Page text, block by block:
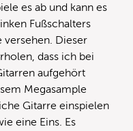
es ab und kann es
Fußschalters
Dieser
dass ich bei
aufgehört
Megasample
Gitarre einspielen
eine Eins. Es